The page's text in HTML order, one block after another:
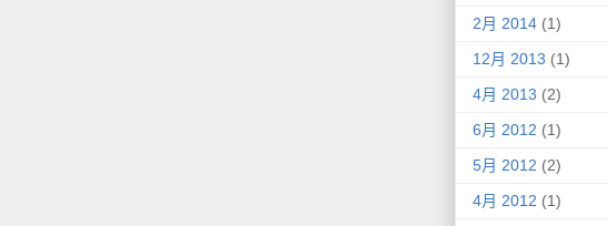
2月 2014 (1)
12月 2013 (1)
4月 2013 (2)
6月 2012 (1)
5月 2012 (2)
4月 2012 (1)